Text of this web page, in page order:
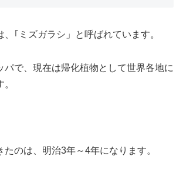
、｢ミズガラシ」と呼ばれています。
パで、現在は帰化植物として世界各地に
たのは、明治3年～4年になります。